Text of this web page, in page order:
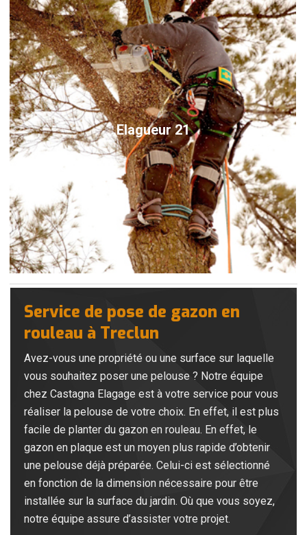
Elagueur 21
Service de pose de gazon en
rouleau à Treclun
Avez-vous une propriété ou une surface sur laquelle
vous souhaitez poser une pelouse ? Notre équipe
chez Castagna Elagage est à votre service pour vous
réaliser la pelouse de votre choix. En effet, il est plus
facile de planter du gazon en rouleau. En effet, le
gazon en plaque est un moyen plus rapide d’obtenir
une pelouse déjà préparée. Celui-ci est sélectionné
en fonction de la dimension nécessaire pour être
installée sur la surface du jardin. Où que vous soyez,
notre équipe assure d’assister votre projet.